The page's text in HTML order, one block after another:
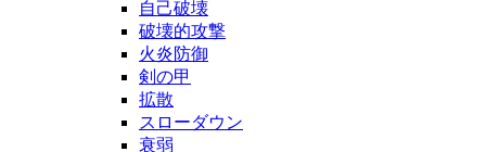
自己破壊
破壊的攻撃
火炎防御
剣の甲
拡散
スローダウン
衰弱